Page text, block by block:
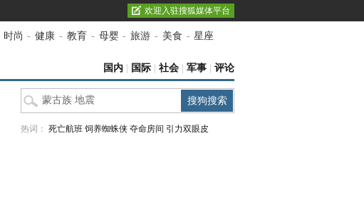
欢迎入驻搜狐媒体平台
时尚 - 健康 - 教育 - 母婴 - 旅游 - 美食 - 星座
国内 国际 社会 军事 评论
热词： 死亡航班 饲养蜘蛛侠 夺命房间 引力双眼皮